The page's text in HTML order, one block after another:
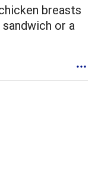
breasts
or a